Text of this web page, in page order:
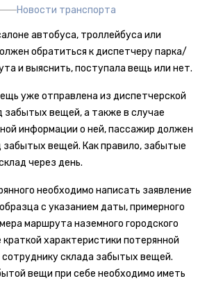
Новости транспорта
автобуса, троллейбуса или
обратиться к диспетчеру парка/
и выяснить, поступала вещь или нет.
уже отправлена из диспетчерской
забытых вещей, а также в случае
информации о ней, пассажир должен
забытых вещей. Как правило, забытые
через день.
необходимо написать заявление
с указанием даты, примерного
маршрута наземного городского
характеристики потерянной
склада забытых вещей.
вещи при себе необходимо иметь